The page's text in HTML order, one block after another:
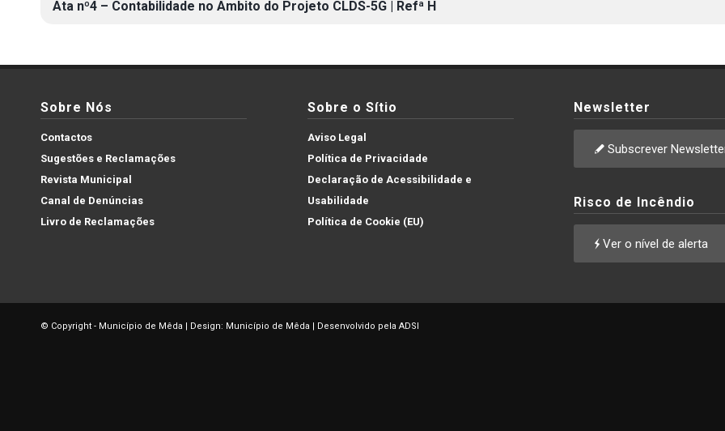
Ata nº4 – Contabilidade no Âmbito do Projeto CLDS-5G | Refª H
Sobre Nós
Contactos
Sugestões e Reclamações
Revista Municipal
Canal de Denúncias
Livro de Reclamações
Sobre o Sítio
Aviso Legal
Política de Privacidade
Declaração de Acessibilidade e
Usabilidade
Política de Cookie (EU)
Newsletter
Subscrever
Risco de Incêndio
Ver o nível de alerta
© Copyright - Município de Mêda | Design: Município de Mêda | Desenvolvido pela ADSI